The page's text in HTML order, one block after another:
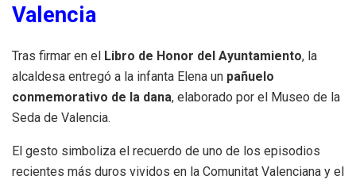
Valencia
Tras firmar en el Libro de Honor del Ayuntamiento, la
alcaldesa entregó a la infanta Elena un pañuelo
conmemorativo de la dana, elaborado por el Museo de la
Seda de Valencia.
El gesto simboliza el recuerdo de uno de los episodios
recientes más duros vividos en la Comunitat Valenciana y el